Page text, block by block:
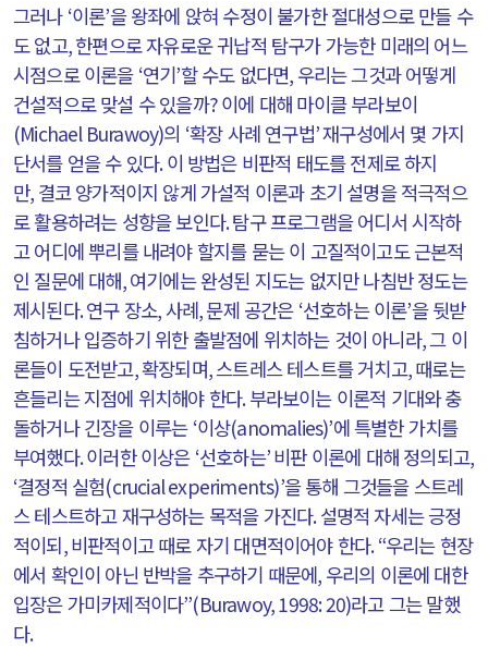
그러나 ‘이론’을 왕좌에 앉혀 수정이 불가한 절대성으로 만들 수
도 없고,한편으로 자유로운 귀납적 탐구가 가능한 미래의 어느
시점으로 이론을 ‘연기’할 수도 없다면, 우리는 그것과 어떻게
건설적으로 맞설 수 있을까?이에 대해 마이클 부라보이
(Michael Burawoy)의 ‘확장 사례 연구법’재구성에서 몇 가지
단서를 얻을 수 있다.이 방법은 비판적 태도를 전제로 하지
만, 결코 양가적이지 않게 가설적 이론과 초기 설명을 적극적으
로 활용하려는 성향을 보인다.탐구 프로그램을 어디서 시작하
고 어디에 뿌리를 내려야 할지를 묻는 이 고질적이고도 근본적
인 질문에 대해,여기에는 완성된 지도는 없지만 나침반 정도는
제시된다.연구 장소, 사례,문제 공간은 ‘선호하는 이론’을 뒷받
침하거나 입증하기 위한 출발점에 위치하는 것이 아니라,그 이
론들이 도전받고,확장되며,스트레스 테스트를 거치고,때로는
흔들리는 지점에 위치해야 한다.부라보이는 이론적 기대와 충
돌하거나 긴장을 이루는 ‘이상(anomalies)’에 특별한 가치를
부여했다.이러한 이상은 ‘선호하는’비판 이론에 대해 정의되고,
‘결정적 실험(crucial experiments)’을 통해 그것들을 스트레
스 테스트하고 재구성하는 목적을 가진다.설명적 자세는 긍정
적이되,비판적이고 때로 자기 대면적이어야 한다. “우리는 현장
에서 확인이 아닌 반박을 추구하기 때문에, 우리의 이론에 대한
입장은 가미카제적이다”(Burawoy, 1998: 20)라고 그는 말했
다.